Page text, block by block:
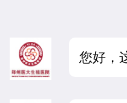
您好，